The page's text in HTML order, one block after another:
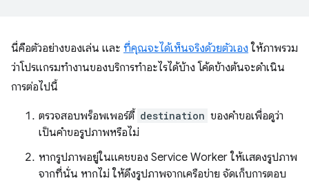
นี่คือตัวอย่างของเล่น และ ที่คุณจะได้เห็นจริงด้วยตัวเอง ให้ภาพรวม
ว่าโปรแกรมทำงานของบริการทำอะไรได้บ้าง โค้ดข้างต้นจะดำเนิน
การต่อไปนี้
ตรวจสอบพร็อพเพอร์ตี้ destination ของคำขอเพื่อดูว่า
เป็นคำขอรูปภาพหรือไม่
หากรูปภาพอยู่ในแคชของ Service Worker ให้แสดงรูปภาพ
จากที่นั่น หากไม่ ให้ดึงรูปภาพจากเครือข่าย จัดเก็บการตอบ